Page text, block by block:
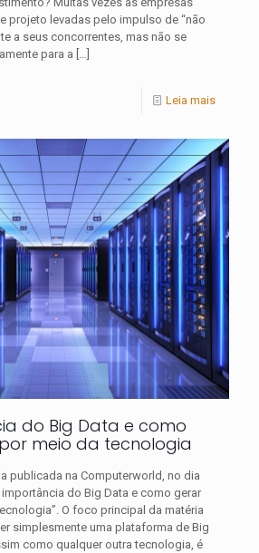
projeto levadas pelo impulso de “não
a seus concorrentes, mas não se
para a […]
Leia mais
do Big Data e como
meio da tecnologia
publicada na Computerworld, no dia
do Big Data e como gerar
O foco principal da matéria
simplesmente uma plataforma de Big
como qualquer outra tecnologia, é